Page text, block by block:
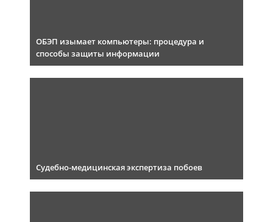
ОБЭП изымает компьютеры: процедура и
способы защиты информации
Судебно-медицинская экспертиза побоев